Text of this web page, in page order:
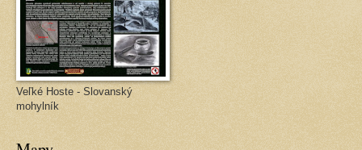
Veľké Hoste - Slovanský
mohylník